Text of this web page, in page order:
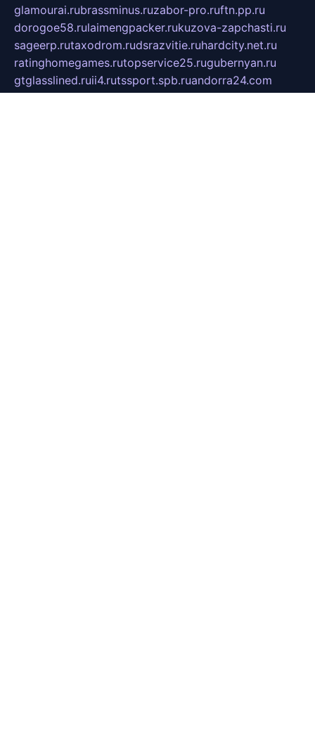
glamourai.rubrassminus.ruzabor-pro.ruftn.pp.ru
dorogoe58.rulaimengpacker.rukuzova-zapchasti.ru
sageerp.rutaxodrom.rudsrazvitie.ruhardcity.net.ru
ratinghomegames.rutopservice25.rugubernyan.ru
gtglasslined.ruii4.rutssport.spb.ruandorra24.com
blackwallstreet.ruoboimos.ruoptim-doors.com.ru